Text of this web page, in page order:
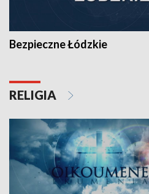
Bezpieczne Łódzkie
RELIGIA